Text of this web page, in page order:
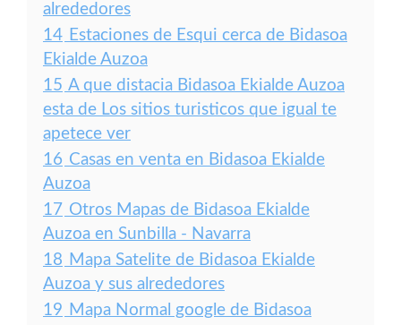
alrededores
14 Estaciones de Esqui cerca de Bidasoa
Ekialde Auzoa
15 A que distacia Bidasoa Ekialde Auzoa
esta de Los sitios turisticos que igual te
apetece ver
16 Casas en venta en Bidasoa Ekialde
Auzoa
17 Otros Mapas de Bidasoa Ekialde
Auzoa en Sunbilla - Navarra
18 Mapa Satelite de Bidasoa Ekialde
Auzoa y sus alrededores
19 Mapa Normal google de Bidasoa